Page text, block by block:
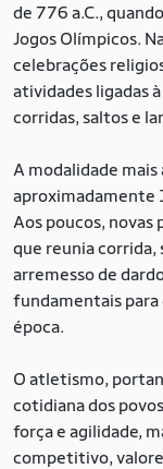
de 776 a.C.,
Jogos Olímpicos.
celebrações
atividades ligadas
corridas, saltos e
A modalidade mais
aproximadamente
Aos poucos,
que reunia corrida,
arremesso de
fundamentais
época.
O atletismo,
cotidiana dos
força e agilidade,
competitivo,